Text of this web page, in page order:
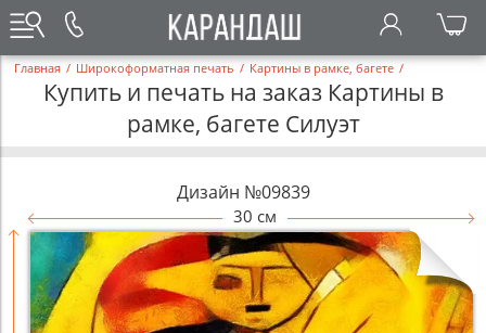
Главная / Широкоформатная печать / Картины в рамке, багете /
Купить и печать на заказ Картины в
рамке, багете Силуэт
Дизайн №09839
30 см